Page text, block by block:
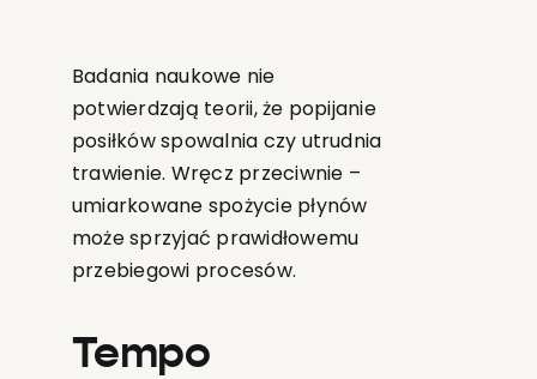
Badania naukowe nie
potwierdzają teorii, że popijanie
posiłków spowalnia czy utrudnia
trawienie. Wręcz przeciwnie –
umiarkowane spożycie płynów
może sprzyjać prawidłowemu
przebiegowi procesów.
Tempo